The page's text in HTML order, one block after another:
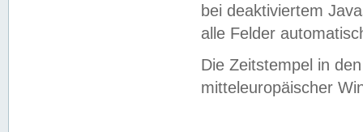
bei deaktiviertem
alle Felder
Die Zeitstempel in
mitteleuropäischer